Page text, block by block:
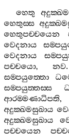
හෙතු
හෙතුස‍්ස
හෙතුපච‍්චයෙන
වෙදනාය
වෙදනාය
පච‍්චයො,නව
සම‍්පයුත‍්තො
සම‍්පයුත‍්තස‍්ස
ආරම‍්මණාධිපති
අදුක‍්ඛමසුඛාය
අදුක‍්ඛමසුඛාය
පච‍්චයෙන